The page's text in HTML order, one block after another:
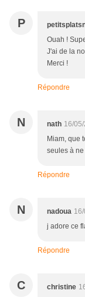
P
Ouah !
J'ai de la
Merci !
Répondre
N nath 16/
Miam, que
seules à
Répondre
N nadoua
j adore ce
Répondre
C christine